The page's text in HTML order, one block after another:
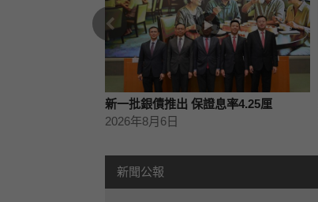
新一批銀債推出 保證息率4.25厘
2026年8月6日
上一篇
新聞公報